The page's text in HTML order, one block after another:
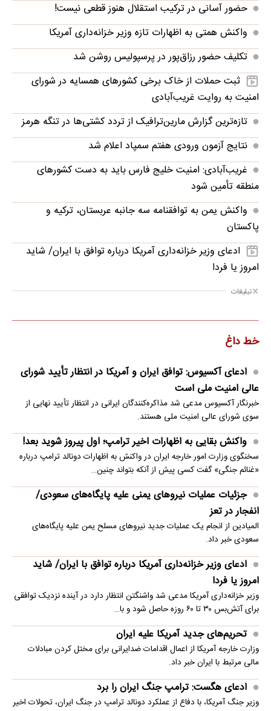
حضور آسانی در ترکیب استقلال هنوز قطعی نیست!
واکنش همتی به اظهارات تازه وزیر خزانه‌داری آمریکا
تکلیف حضور رزاق‌پور در پرسپولیس روشن شد
ثبت حملات از خاک برخی کشورهای همسایه در شورای
امنیت به روایت غریب‌آبادی
تازه‌ترین گزارش مارین‌ترافیک از تردد کشتی‌ها در تنگه هرمز
نتایج آزمون ورودی هفتم سمپاد اعلام شد
غریب‌آبادی: امنیت خلیج فارس باید به دست کشورهای
منطقه تأمین شود
واکنش یمن به توافقنامه سه جانبه عربستان، ترکیه و
پاکستان
ادعای وزیر خزانه‌داری آمریکا درباره توافق با ایران/ شاید
امروز یا فردا
تبلیغات
خط داغ
ادعای آکسیوس: توافق ایران و آمریکا در انتظار تأیید شورای
عالی امنیت ملی است
خبرنگار آکسیوس مدعی شد مذاکره‌کنندگان ایرانی در انتظار تأیید نهایی از
سوی شورای عالی امنیت ملی هستند.
واکنش بقایی به اظهارات اخیر ترامپ؛ اول پیروز شوید بعد!
سخنگوی وزارت امور خارجه ایران در واکنش به اظهارات دونالد ترامپ درباره
«غنائم جنگی» گفت کسی پیش از آنکه بتواند چنین…
جزئیات عملیات نیروهای یمنی علیه پایگاه‌های سعودی/
انفجار در تعز
المیادین از انجام یک عملیات جدید نیروهای مسلح یمن علیه پایگاه‌های
سعودی خبر داد.
ادعای وزیر خزانه‌داری آمریکا درباره توافق با ایران/ شاید
امروز یا فردا
وزیر خزانه‌داری آمریکا مدعی شد واشنگتن انتظار دارد در آینده نزدیک توافقی
برای آتش‌بس ۳۰ تا ۶۰ روزه حاصل شود و با…
تحریم‌های جدید آمریکا علیه ایران
وزارت خارجه آمریکا از اعمال اقدامات ضدایرانی برای مختل کردن مبادلات
مالی مرتبط با ایران خبر داد.
ادعای هگست: ترامپ جنگ ایران را برد
وزیر جنگ آمریکا، با دفاع از عملکرد دونالد ترامپ در جنگ ایران، تحولات اخیر